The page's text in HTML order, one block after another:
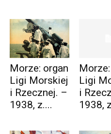
Morze: organ
Ligi Morskiej
i Rzecznej. –
1938, z....
Ligi
i
1938,